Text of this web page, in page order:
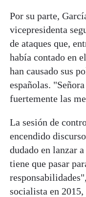
Por su parte,
vicepresidenta
de ataques que,
había contado en
han causado sus
españolas.
fuertemente las
La sesión de
encendido
dudado en lanzar
tiene que pasar
socialista en